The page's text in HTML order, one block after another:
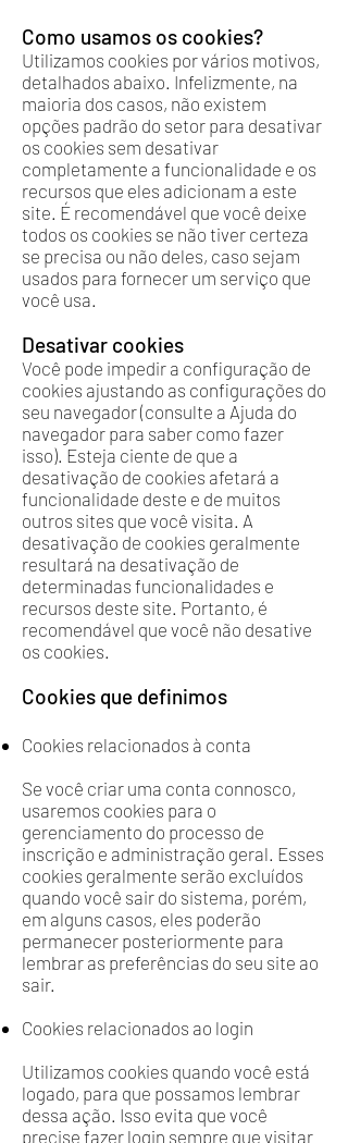
Como usamos os cookies?
Utilizamos cookies por vários motivos,
detalhados abaixo. Infelizmente, na
maioria dos casos, não existem
opções padrão do setor para desativar
os cookies sem desativar
completamente a funcionalidade e os
recursos que eles adicionam a este
site. É recomendável que você deixe
todos os cookies se não tiver certeza
se precisa ou não deles, caso sejam
usados ​​para fornecer um serviço que
você usa.
Desativar cookies
Você pode impedir a configuração de
cookies ajustando as configurações do
seu navegador (consulte a Ajuda do
navegador para saber como fazer
isso). Esteja ciente de que a
desativação de cookies afetará a
funcionalidade deste e de muitos
outros sites que você visita. A
desativação de cookies geralmente
resultará na desativação de
determinadas funcionalidades e
recursos deste site. Portanto, é
recomendável que você não desative
os cookies.
Cookies que definimos
Cookies relacionados à conta
Se você criar uma conta connosco,
usaremos cookies para o
gerenciamento do processo de
inscrição e administração geral. Esses
cookies geralmente serão excluídos
quando você sair do sistema, porém,
em alguns casos, eles poderão
permanecer posteriormente para
lembrar as preferências do seu site ao
sair.
Cookies relacionados ao login
Utilizamos cookies quando você está
logado, para que possamos lembrar
dessa ação. Isso evita que você
precise fazer login sempre que visitar